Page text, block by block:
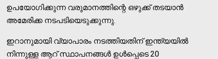
ഉപയോഗിക്കുന്ന വരുമാനത്തിന്റെ ഒഴുക്ക് തടയാന്‍
അമേരിക്ക നടപടിയെടുക്കുന്നു.
ഇറാനുമായി വ്യാപാരം നടത്തിയതിന് ഇന്ത്യയില്‍
നിന്നുള്ള ആറ് സ്ഥാപനങ്ങള്‍ ഉള്‍പ്പെടെ 20